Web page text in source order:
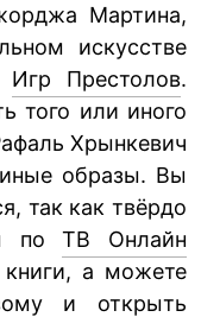
Мартина,
искусстве
Игр Престолов.
того или иного
Хрынкевич
образы. Вы
так как твёрдо
поТВ Онлайн
книги, а можете
и открыть